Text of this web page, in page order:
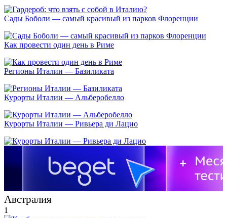
Сады Боболи — самый красивый из парков Флоренции
Как провести один день в Риме
Регионы Италии — Базиликата
Курорты Италии — Альберобелло
Курорты Италии — Ривьера ди Лацио
Австралия
1